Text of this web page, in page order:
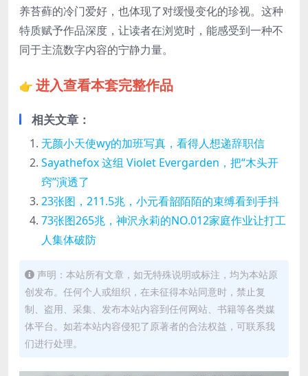
养苔藓的冷门爱好，也体现了对缓慢变化的珍视。这种
特质赋予作品深度，让读者在浏览时，能感受到一种不
同于主流数字内容的宁静力量。
👉 进入查看本套完整作品
相关文章：
无颜小天使wy的加班写真，看得人想递辞职信
Sayathefox 这组 Violet Evergarden，把“木头开
窍”演透了
23张图，211.5兆，小元看韶陌陌的束缚看到手抖
73张图265兆，神沢永莉的NO.012家庭作业让打工
人集体破防
声明：本站所有文章，如无特殊说明或标注，均为本站原
创发布。任何个人或组织，在未征得本站同意时，禁止复
制、盗用、采集、发布本站内容到任何网站、书籍等各类媒
体平台。如若本站内容侵犯了原著者的合法权益，可联系我
们进行处理。